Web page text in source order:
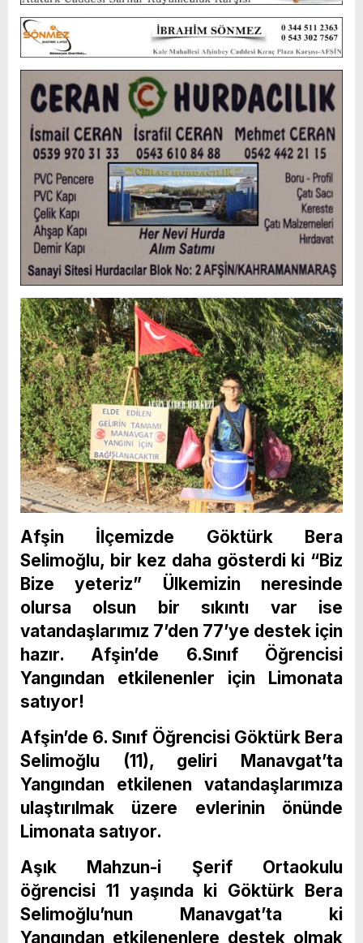
Afşin İlçemizde Göktürk Bera
Selimoğlu, bir kez daha gösterdi ki “Biz
Bize yeteriz” Ülkemizin neresinde
olursa olsun bir sıkıntı var ise
vatandaşlarımız 7’den 77’ye destek için
hazır. Afşin’de 6.Sınıf Öğrencisi
Yangından etkilenenler için Limonata
satıyor!
Afşin’de 6. Sınıf Öğrencisi Göktürk Bera
Selimoğlu (11), geliri Manavgat’ta
Yangından etkilenen vatandaşlarımıza
ulaştırılmak üzere evlerinin önünde
Limonata satıyor.
Aşık Mahzun-i Şerif Ortaokulu
öğrencisi 11 yaşında ki Göktürk Bera
Selimoğlu’nun Manavgat’ta ki
Yangından etkilenenlere destek olmak